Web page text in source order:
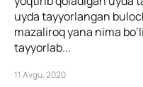
uyda tayyorlangan
mazaliroq yana nima
tayyorlab...
11 Avgu, 2020